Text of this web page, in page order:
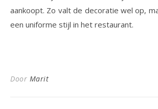
aankoopt. Zo valt de decoratie wel op,
een uniforme stijl in het restaurant.
Door Marit